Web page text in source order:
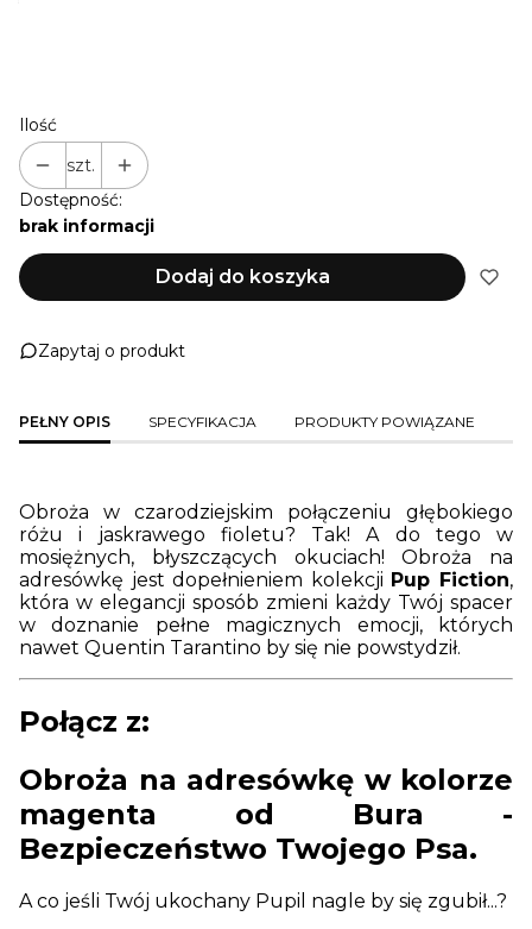
Ilość
szt.
Dostępność:
brak informacji
Dodaj do koszyka
Zapytaj o produkt
PEŁNY OPIS SPECYFIKACJA PRODUKTY POWIĄZANE
Obroża w czarodziejskim połączeniu głębokiego
różu i jaskrawego fioletu? Tak! A do tego w
mosiężnych, błyszczących okuciach! Obroża na
adresówkę jest dopełnieniem kolekcji Pup Fiction,
która w elegancji sposób zmieni każdy Twój spacer
w doznanie pełne magicznych emocji, których
nawet Quentin Tarantino by się nie powstydził.
Połącz z:
Obroża na adresówkę w kolorze
magenta od Bura -
Bezpieczeństwo Twojego Psa.
A co jeśli Twój ukochany Pupil nagle by się zgubił...?